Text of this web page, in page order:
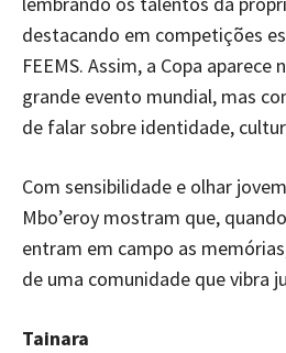
destacando em competições
FEEMS. Assim, a Copa aparece
grande evento mundial, mas
de falar sobre identidade,
Com sensibilidade e olhar
Mbo’eroy mostram que,
entram em campo as
de uma comunidade que vibra
Tainara